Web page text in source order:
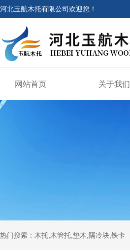
河北玉航木托有限公司欢迎您！
网站首页 关于我们
热门搜索：木托,木管托,垫木,隔冷块,铁卡